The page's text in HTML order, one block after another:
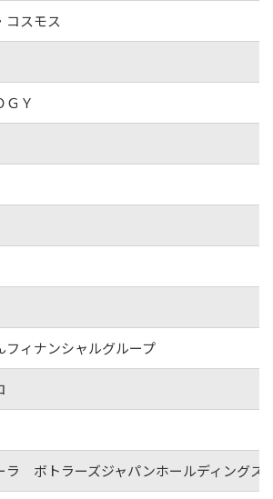
コスモス
ＧＹ
フィナンシャルグループ
ラ ボトラーズジャパンホールディングス